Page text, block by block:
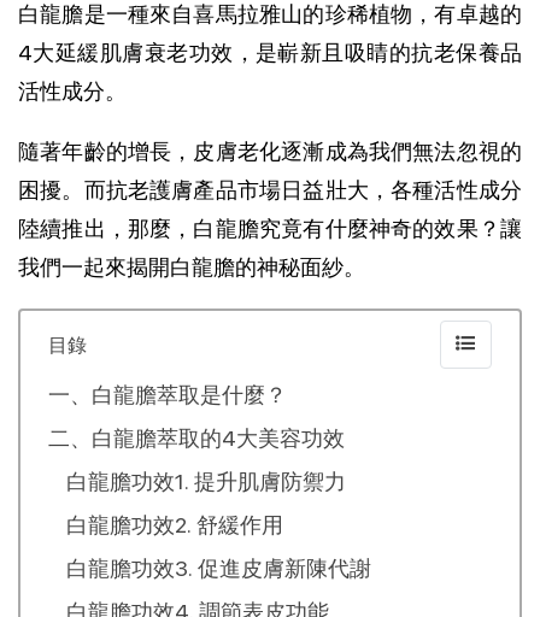
白龍膽是一種來自喜馬拉雅山的珍稀植物，有卓越的
4大延緩肌膚衰老功效，是嶄新且吸睛的抗老保養品
活性成分。
隨著年齡的增長，皮膚老化逐漸成為我們無法忽視的
困擾。而抗老護膚產品市場日益壯大，各種活性成分
陸續推出，那麼，白龍膽究竟有什麼神奇的效果？讓
我們一起來揭開白龍膽的神秘面紗。
目錄
一、白龍膽萃取是什麼？
二、白龍膽萃取的4大美容功效
白龍膽功效1. 提升肌膚防禦力
白龍膽功效2. 舒緩作用
白龍膽功效3. 促進皮膚新陳代謝